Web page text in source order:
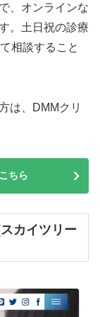
、オンラインな
。土日祝の診療
相談すること
は、DMMクリ
ちら
カイツリー